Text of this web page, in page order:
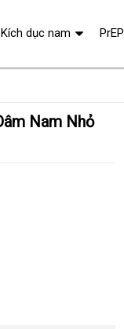
Kích dục nam PrEP